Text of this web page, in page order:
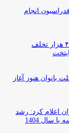
انجام
فاجعه موتورسواری در ایران: اعمال قانون ۴۴۱ هزار تخلف
بانوان هنوز آغاز
اعلام کرد: رشد